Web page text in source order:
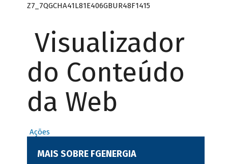
Z7_7QGCHA41L81E406GBUR48F1415
Visualizador
do Conteúdo
da Web
Ações
MAIS SOBRE FGENERGIA